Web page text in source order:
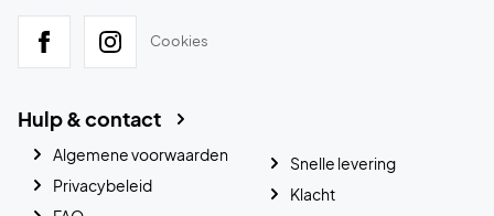
Cookies
Hulp & contact
Algemene voorwaarden
Privacybeleid
Snelle levering
Klacht